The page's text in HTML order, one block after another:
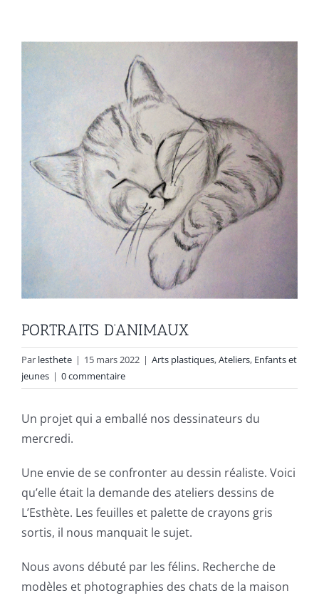
PORTRAITS D’ANIMAUX
Par lesthete | 15 mars 2022 | Arts plastiques,Ateliers, Enfants et
jeunes | 0 commentaire
Un projet qui a emballé nos dessinateurs du
mercredi.
Une envie de se confronter au dessin réaliste. Voici
qu’elle était la demande des ateliers dessins de
L’Esthète. Les feuilles et palette de crayons gris
sortis, il nous manquait le sujet.
Nous avons débuté par les félins. Recherche de
modèles et photographies des chats de la maison